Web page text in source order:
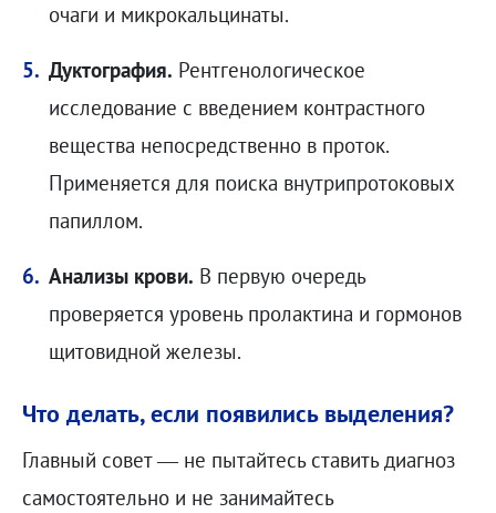
очаги и микрокальцинаты.
Дуктография. Рентгенологическое
исследование с введением контрастного
вещества непосредственно в проток.
Применяется для поиска внутрипротоковых
папиллом.
Анализы крови. В первую очередь
проверяется уровень пролактина и гормонов
щитовидной железы.
Что делать, если появились выделения?
Главный совет — не пытайтесь ставить диагноз
самостоятельно и не занимайтесь